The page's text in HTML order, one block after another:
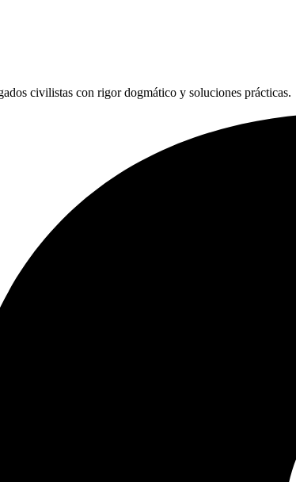
civilistas con rigor dogmático y soluciones prácticas.